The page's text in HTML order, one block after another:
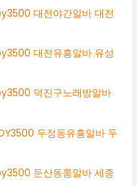
대전야간알바 대전
대전유흥알바 유성
덕진구노래방알바
두정동유흥알바 두
둔산동룸알바 세종